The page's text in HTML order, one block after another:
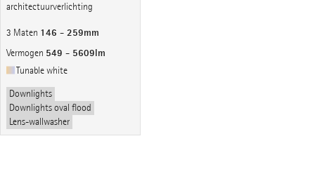
architectuurverlichting
3 Maten 146 - 259mm
Vermogen 549 - 5609lm
Tunable white
Downlights
Downlights oval flood
Lens-wallwasher